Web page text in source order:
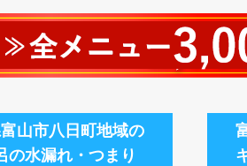
山市八日町地域の
の水漏れ・つまり